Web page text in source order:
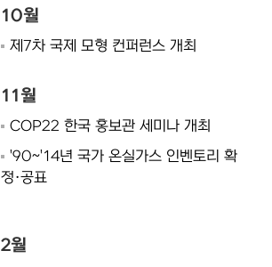
10월
제7차 국제 모형 컨퍼런스 개최
11월
COP22 한국 홍보관 세미나 개최
'90~'14년 국가 온실가스 인벤토리 확
정·공표
2월